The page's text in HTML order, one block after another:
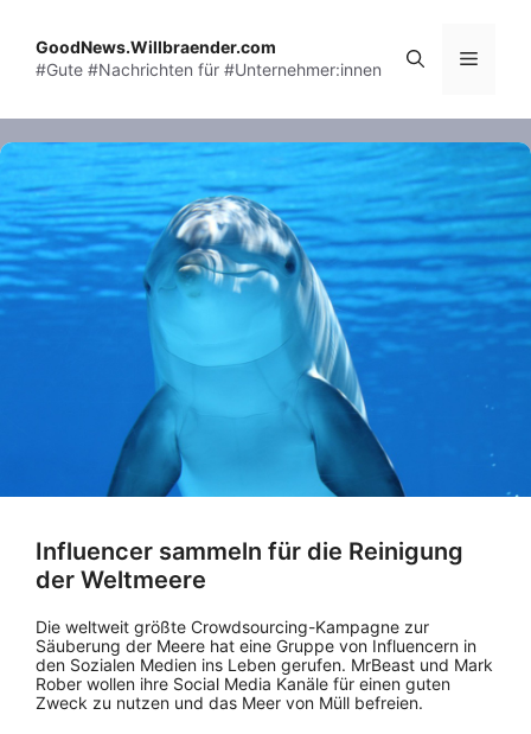
content
GoodNews.Willbraender.com
#Gute #Nachrichten für #Unternehmer:innen
Menu
Influencer sammeln für die Reinigung
der Weltmeere
Die weltweit größte Crowdsourcing-Kampagne zur
Säuberung der Meere hat eine Gruppe von Influencern in
den Sozialen Medien ins Leben gerufen. MrBeast und Mark
Rober wollen ihre Social Media Kanäle für einen guten
Zweck zu nutzen und das Meer von Müll befreien.